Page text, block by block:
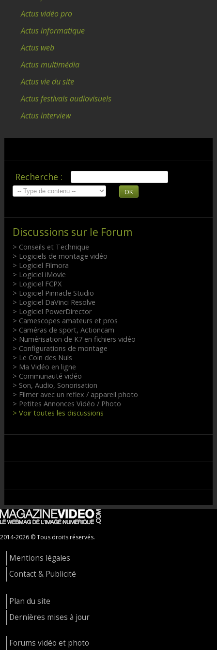
Actus vidéo pro
Actus informatique
Actus web
Actus multimédia
Actus vie du site
Actus festivals audiovisuels
Actus interview
Recherche :
OK
Discussions sur le Forum
> Conseils et Technique
> Logiciels de montage vidéo
> Logiciel Filmora
> Logiciel iMovie
> Logiciel FCPX
> Logiciel Pinnacle Studio
> Logiciel DaVinci Resolve
> Logiciel PowerDirector
> Camescopes amateurs et pros
> Caméras de sport, Actioncam
> Numérisation de K7 en fichiers vidéo
> Configurations de montage
> Le Coin des Nuls
> Ma Vidéo en ligne
> Communauté vidéo
> Son, Audio, Sonorisation
> Filmer avec un reflex / appareil photo
> Petites Annonces Vidéo / Photo
> Voir toutes les discussions
2014-2026 © Tous droits réservés.
Mentions légales
Contact & Publicité
Plan du site
Dernières mises à jour
Forums vidéo et photo